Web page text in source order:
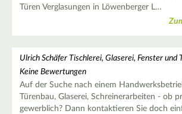
Türen Verglasungen in Löwenberger L…
Ulrich Schäfer Tischlerei, Glaserei, Fenster und
Keine Bewertungen
Auf der Suche nach einem
Türenbau, Glaserei, Schreinerarbeiten - ob
gewerblich? Dann kontaktieren Sie doch